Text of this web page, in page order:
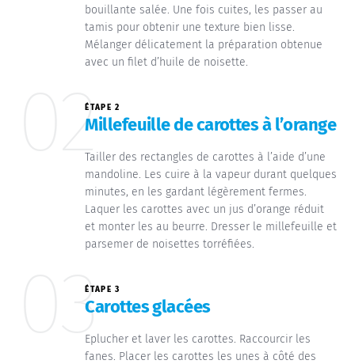
bouillante salée. Une fois cuites, les passer au
tamis pour obtenir une texture bien lisse.
Mélanger délicatement la préparation obtenue
avec un filet d’huile de noisette.
02ÉTAPE 2
Millefeuille de carottes à l’orange
Tailler des rectangles de carottes à l’aide d’une
mandoline. Les cuire à la vapeur durant quelques
minutes, en les gardant légèrement fermes.
Laquer les carottes avec un jus d’orange réduit
et monter les au beurre. Dresser le millefeuille et
parsemer de noisettes torréfiées.
03ÉTAPE 3
Carottes glacées
Eplucher et laver les carottes. Raccourcir les
fanes. Placer les carottes les unes à côté des